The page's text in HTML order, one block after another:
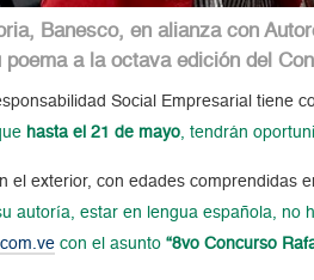
Banesco, en alianza con
a la octava edición del
Social Empresarial tiene
hasta el 21 de mayo , tendrán
el exterior, con edades
autoría, estar en lengua española,
con el asunto“8vo Concurso